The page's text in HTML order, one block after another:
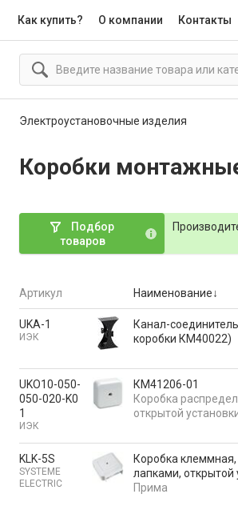
Как купить? О компании Контакты
Электроустановочные изделия
Коробки
Подбор
товаров
Артикул Наименование
UKA-1
ИЭК
Канал-
коробки КМ40022)
UKO10-050-
050-020-K0
1
ИЭК
КМ41206-01
Коробка
открытой
KLK-5S
SYSTEME
ELECTRIC
Коробка
лапками, открытой
Прима